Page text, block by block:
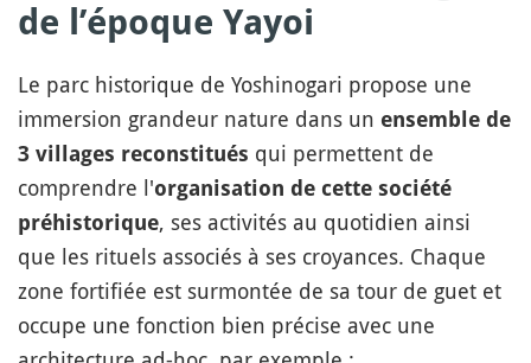
de l’époque Yayoi
Le parc historique de Yoshinogari propose une
immersion grandeur nature dans un ensemble de
3 villages reconstitués qui permettent de
comprendre l'organisation de cette société
préhistorique, ses activités au quotidien ainsi
que les rituels associés à ses croyances. Chaque
zone fortifiée est surmontée de sa tour de guet et
occupe une fonction bien précise avec une